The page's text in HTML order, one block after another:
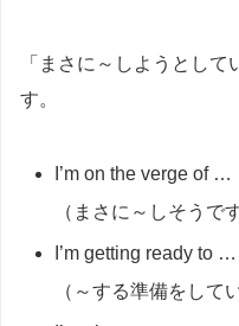
「まさに～しようとし
す。
I’m on the verge of …
（まさに～しそうです
I’m getting ready to …
（～する準備をして